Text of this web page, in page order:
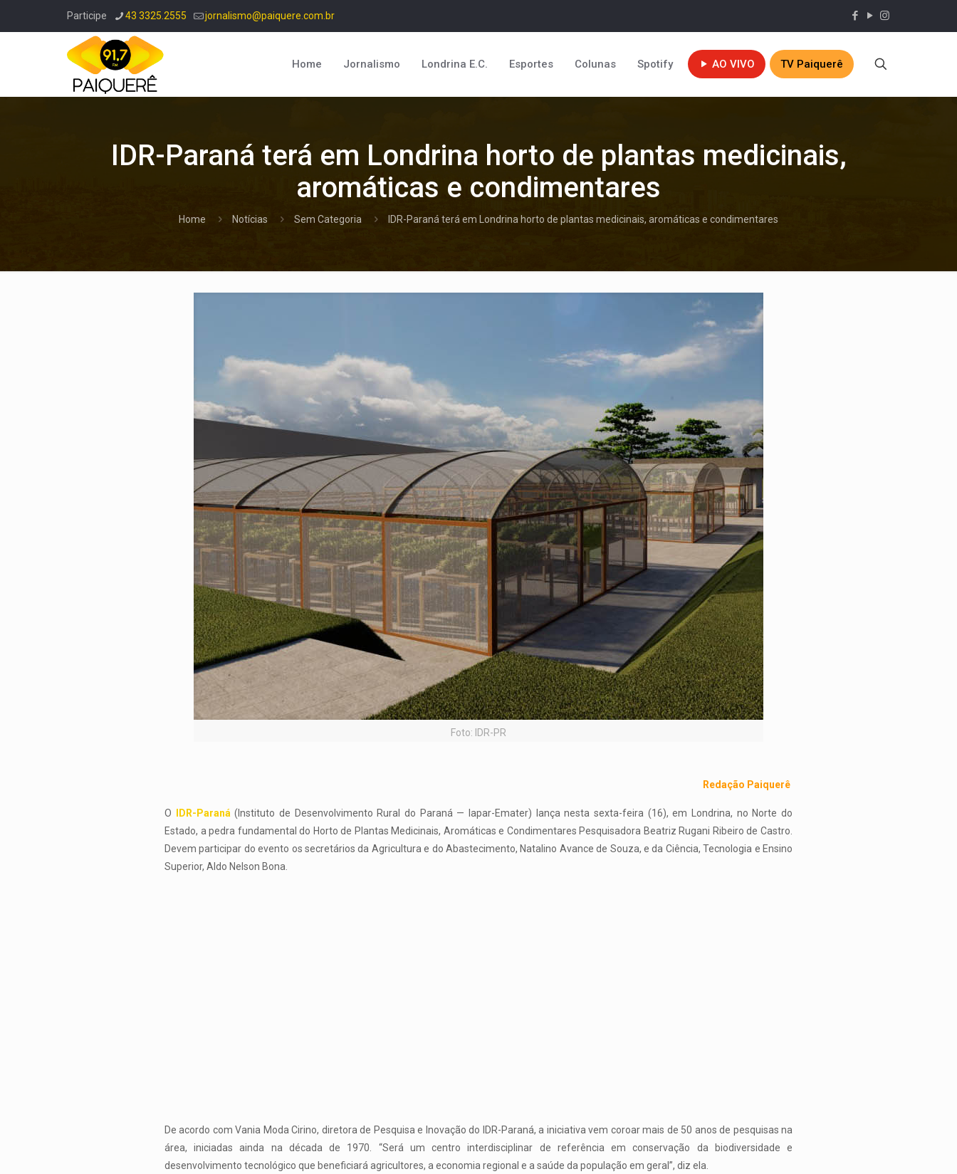
Participe 43 3325.2555 jornalismo@paiquere.com.br
Home Jornalismo Londrina E.C. Esportes Colunas Spotify AO VIVO TV Paiquerê
IDR-Paraná terá em Londrina horto de plantas medicinais,
aromáticas e condimentares
Home Notícias Sem Categoria IDR-Paraná terá em Londrina horto de plantas medicinais, aromáticas e condimentares
Foto: IDR-PR
Redação Paiquerê
O IDR-Paraná (Instituto de Desenvolvimento Rural do Paraná — Iapar-Emater) lança nesta sexta-feira (16), em Londrina, no Norte do
Estado, a pedra fundamental do Horto de Plantas Medicinais, Aromáticas e Condimentares Pesquisadora Beatriz Rugani Ribeiro de Castro.
Devem participar do evento os secretários da Agricultura e do Abastecimento, Natalino Avance de Souza, e da Ciência, Tecnologia e Ensino
Superior, Aldo Nelson Bona.
De acordo com Vania Moda Cirino, diretora de Pesquisa e Inovação do IDR-Paraná, a iniciativa vem coroar mais de 50 anos de pesquisas na
área, iniciadas ainda na década de 1970. “Será um centro interdisciplinar de referência em conservação da biodiversidade e
desenvolvimento tecnológico que beneficiará agricultores, a economia regional e a saúde da população em geral”, diz ela.